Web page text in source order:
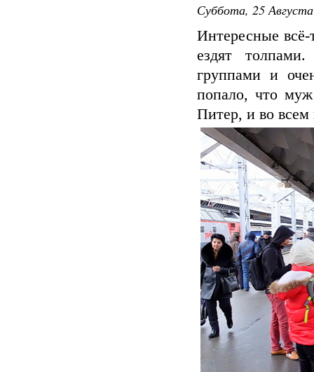
Суббота, 25
Интересные
ездят
группами и
попало, что
Питер, и во всем